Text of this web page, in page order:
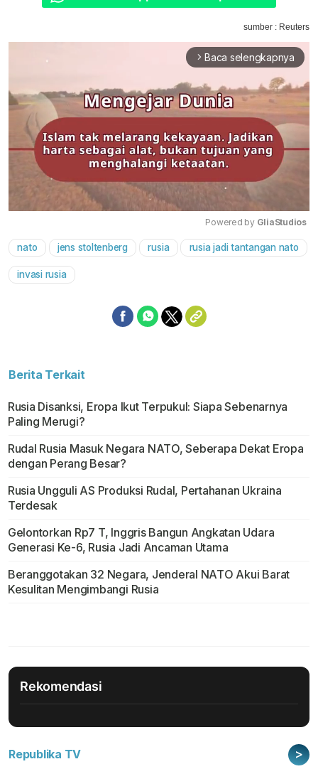
sumber : Reuters
arrow_forward_ios Baca selengkapnya
Mute
Powered by GliaStudios
nato jens stoltenberg rusia rusia jadi tantangan nato
invasi rusia
Berita Terkait
Rusia Disanksi, Eropa Ikut Terpukul: Siapa Sebenarnya
Paling Merugi?
Rudal Rusia Masuk Negara NATO, Seberapa Dekat Eropa
dengan Perang Besar?
Rusia Ungguli AS Produksi Rudal, Pertahanan Ukraina
Terdesak
Gelontorkan Rp7 T, Inggris Bangun Angkatan Udara
Generasi Ke-6, Rusia Jadi Ancaman Utama
Beranggotakan 32 Negara, Jenderal NATO Akui Barat
Kesulitan Mengimbangi Rusia
Rekomendasi
Republika TV >